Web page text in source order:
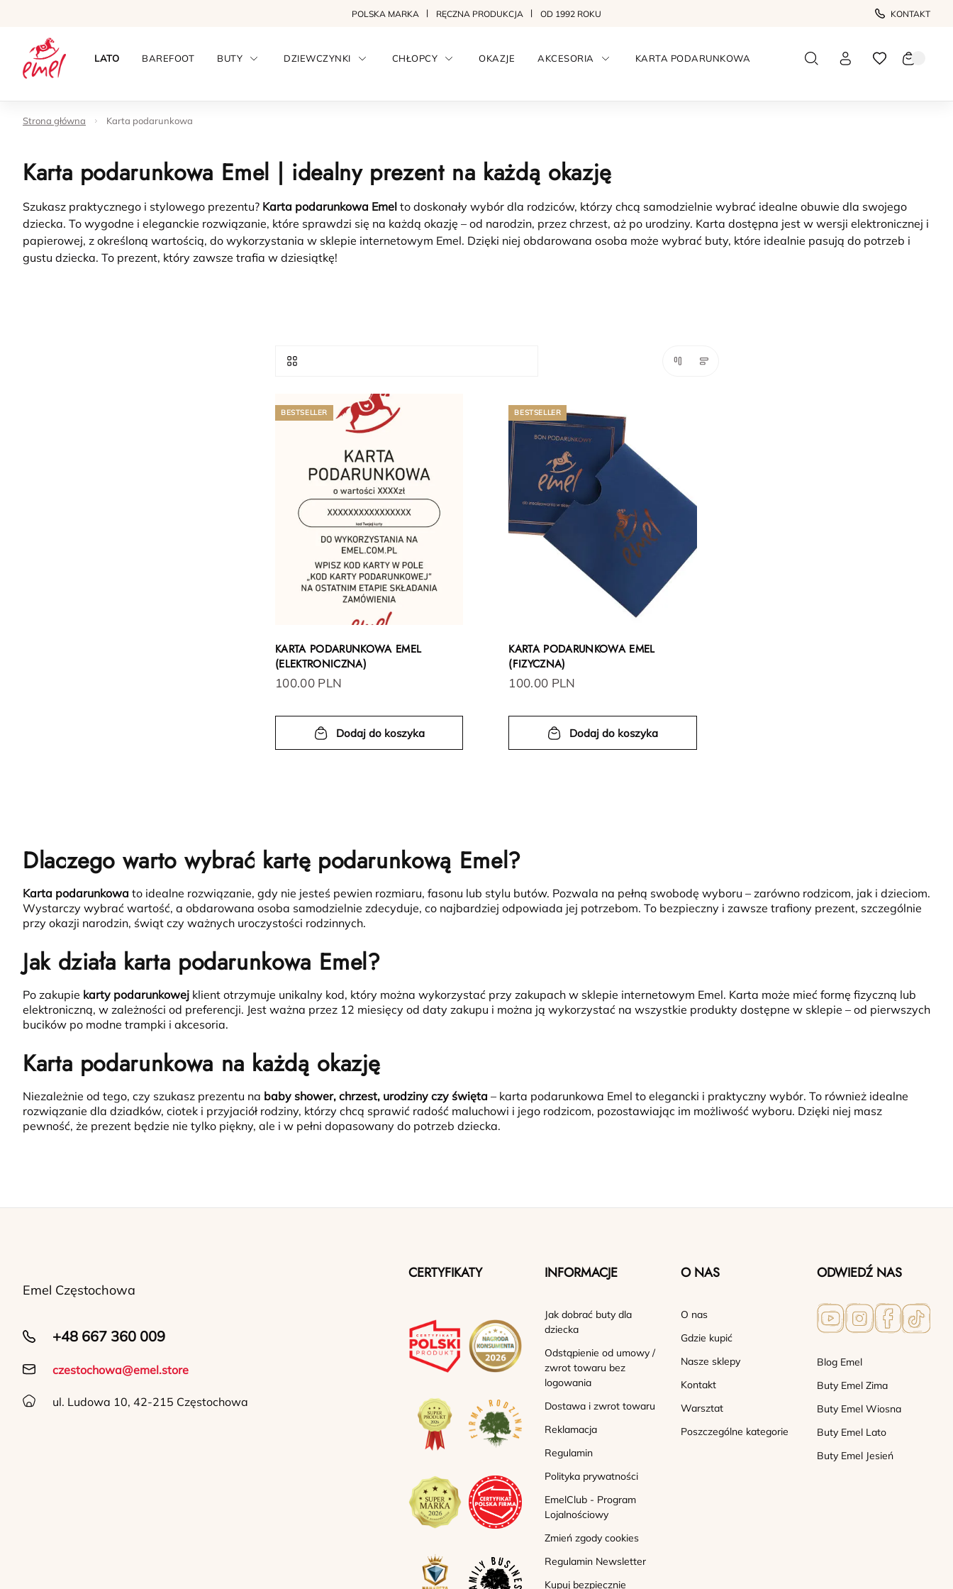
POLSKA MARKA RĘCZNA PRODUKCJA OD 1992 ROKU KONTAKT
LATO BAREFOOT BUTY DZIEWCZYNKI CHŁOPCY OKAZJE AKCESORIA KARTA PODARUNKOWA
Strona główna Karta podarunkowa
Karta podarunkowa Emel | idealny prezent na każdą okazję
Szukasz praktycznego i stylowego prezentu? Karta podarunkowa Emel to doskonały wybór dla rodziców, którzy chcą samodzielnie wybrać idealne obuwie dla swojego
dziecka. To wygodne i eleganckie rozwiązanie, które sprawdzi się na każdą okazję – od narodzin, przez chrzest, aż po urodziny. Karta dostępna jest w wersji elektronicznej i
papierowej, z określoną wartością, do wykorzystania w sklepie internetowym Emel. Dzięki niej obdarowana osoba może wybrać buty, które idealnie pasują do potrzeb i
gustu dziecka. To prezent, który zawsze trafia w dziesiątkę!
BESTSELLER
KARTA PODARUNKOWA EMEL
(ELEKTRONICZNA)
100.00 PLN
Dodaj do koszyka
BESTSELLER
KARTA PODARUNKOWA EMEL
(FIZYCZNA)
100.00 PLN
Dodaj do koszyka
Dlaczego warto wybrać kartę podarunkową Emel?
Karta podarunkowa to idealne rozwiązanie, gdy nie jesteś pewien rozmiaru, fasonu lub stylu butów. Pozwala na pełną swobodę wyboru – zarówno rodzicom, jak i dzieciom.
Wystarczy wybrać wartość, a obdarowana osoba samodzielnie zdecyduje, co najbardziej odpowiada jej potrzebom. To bezpieczny i zawsze trafiony prezent, szczególnie
przy okazji narodzin, świąt czy ważnych uroczystości rodzinnych.
Jak działa karta podarunkowa Emel?
Po zakupie karty podarunkowej klient otrzymuje unikalny kod, który można wykorzystać przy zakupach w sklepie internetowym Emel. Karta może mieć formę fizyczną lub
elektroniczną, w zależności od preferencji. Jest ważna przez 12 miesięcy od daty zakupu i można ją wykorzystać na wszystkie produkty dostępne w sklepie – od pierwszych
bucików po modne trampki i akcesoria.
Karta podarunkowa na każdą okazję
Niezależnie od tego, czy szukasz prezentu na baby shower, chrzest, urodziny czy święta – karta podarunkowa Emel to elegancki i praktyczny wybór. To również idealne
rozwiązanie dla dziadków, ciotek i przyjaciół rodziny, którzy chcą sprawić radość maluchowi i jego rodzicom, pozostawiając im możliwość wyboru. Dzięki niej masz
pewność, że prezent będzie nie tylko piękny, ale i w pełni dopasowany do potrzeb dziecka.
Emel Częstochowa
+48 667 360 009
czestochowa@emel.store
ul. Ludowa 10, 42-215 Częstochowa
CERTYFIKATY INFORMACJE
Jak dobrać buty dla
dziecka
Odstąpienie od umowy /
zwrot towaru bez
logowania
Dostawa i zwrot towaru
Reklamacja
Regulamin
Polityka prywatności
EmelClub - Program
Lojalnościowy
Zmień zgody cookies
Regulamin Newsletter
Kupuj bezpiecznie
O NAS
O nas
Gdzie kupić
Nasze sklepy
Kontakt
Warsztat
Poszczególne kategorie
ODWIEDŹ NAS
Blog Emel
Buty Emel Zima
Buty Emel Wiosna
Buty Emel Lato
Buty Emel Jesień